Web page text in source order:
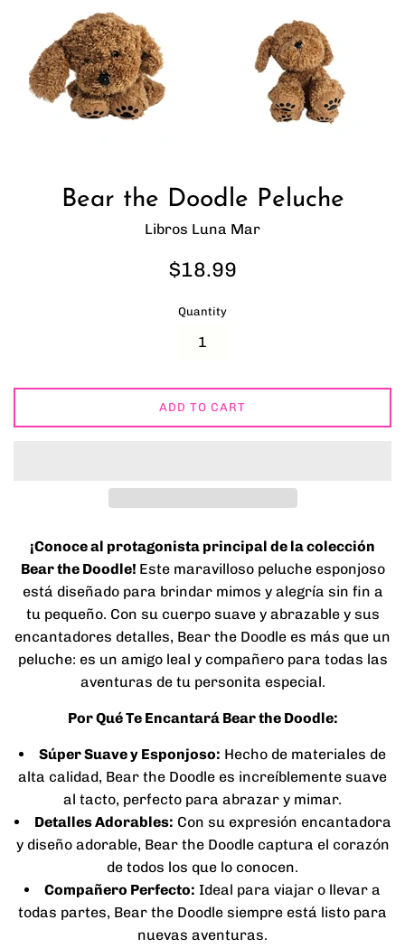
Bear the Doodle Peluche
Libros Luna Mar
Regular
$18.99
Quantity
ADD TO CART
¡Conoce al protagonista principal de la colección
Bear the Doodle! Este maravilloso peluche esponjoso
está diseñado para brindar mimos y alegría sin fin a
tu pequeño. Con su cuerpo suave y abrazable y sus
encantadores detalles, Bear the Doodle es más que un
peluche: es un amigo leal y compañero para todas las
aventuras de tu personita especial.
Por Qué Te Encantará Bear the Doodle:
Súper Suave y Esponjoso: Hecho de materiales de
alta calidad, Bear the Doodle es increíblemente suave
al tacto, perfecto para abrazar y mimar.
Detalles Adorables: Con su expresión encantadora
y diseño adorable, Bear the Doodle captura el corazón
de todos los que lo conocen.
Compañero Perfecto: Ideal para viajar o llevar a
todas partes, Bear the Doodle siempre está listo para
nuevas aventuras.